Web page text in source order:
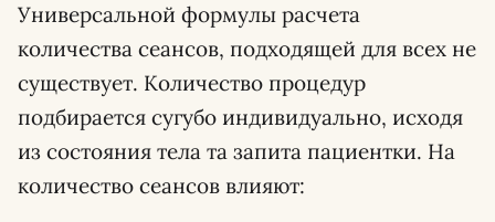
Универсальной формулы расчета
количества сеансов, подходящей для всех не
существует. Количество процедур
подбирается сугубо индивидуально, исходя
из состояния тела та запита пациентки. На
количество сеансов влияют: